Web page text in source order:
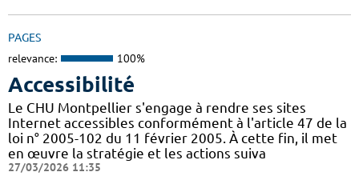
PAGES
relevance: 100%
Accessibilité
Le CHU Montpellier s'engage à rendre ses sites
Internet accessibles conformément à l'article 47 de la
loi n° 2005-102 du 11 février 2005. À cette fin, il met
en œuvre la stratégie et les actions suiva
27/03/2026 11:35